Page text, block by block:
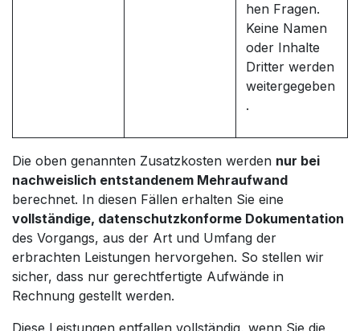
hen Fragen.
Keine Namen
oder Inhalte
Dritter werden
weitergegeben
.
Die oben genannten Zusatzkosten werden nur bei
nachweislich entstandenem Mehraufwand
berechnet. In diesen Fällen erhalten Sie eine
vollständige, datenschutzkonforme Dokumentation
des Vorgangs, aus der Art und Umfang der
erbrachten Leistungen hervorgehen. So stellen wir
sicher, dass nur gerechtfertigte Aufwände in
Rechnung gestellt werden.
Diese Leistungen entfallen vollständig, wenn Sie die